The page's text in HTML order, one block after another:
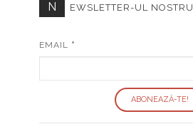
N EWSLETTER-UL NOSTRU
EMAIL *